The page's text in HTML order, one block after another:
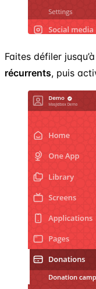
Faites défiler
récurrents, puis